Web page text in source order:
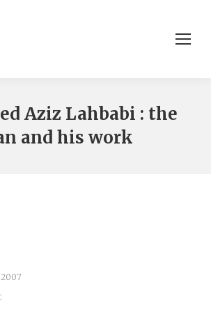
Aziz Lahbabi : the
and his work